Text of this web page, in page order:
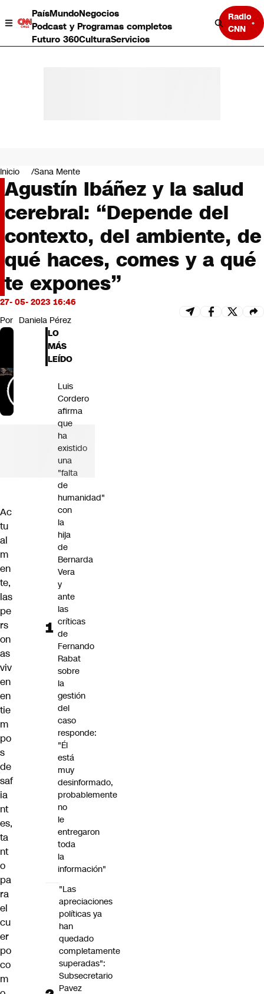
PaísMundoNegocios
Podcast y Programas completos
Futuro 360CulturaServicios
Radio
CNN
Negocios
Deportes
Programas completos
Cultura
Servicios
Bits
CNN Data
CNN tiempo
Futuro 360
Opinión
Inicio Sana Mente
Agustín Ibáñez y la salud
cerebral: “Depende del
contexto, del ambiente, de
qué haces, comes y a qué
te expones”
27- 05- 2023 16:46
Por Daniela Pérez
Ac
tu
al
m
en
te,
las
pe
rs
on
as
viv
en
en
tie
m
po
s
de
saf
ia
nt
es,
ta
nt
o
pa
ra
el
cu
er
po
co
m
LO
MÁS
LEÍDO
Luis
Cordero
afirma
que
ha
existido
una
"falta
de
humanidad"
con
la
hija
de
Bernarda
Vera
y
ante
las
críticas
de
Fernando
Rabat
sobre
la
gestión
del
caso
responde:
"Él
está
muy
desinformado,
probablemente
no
le
entregaron
toda
la
información"
"Las
apreciaciones
políticas ya
han
quedado
completamente
superadas":
Subsecretario
Pavez